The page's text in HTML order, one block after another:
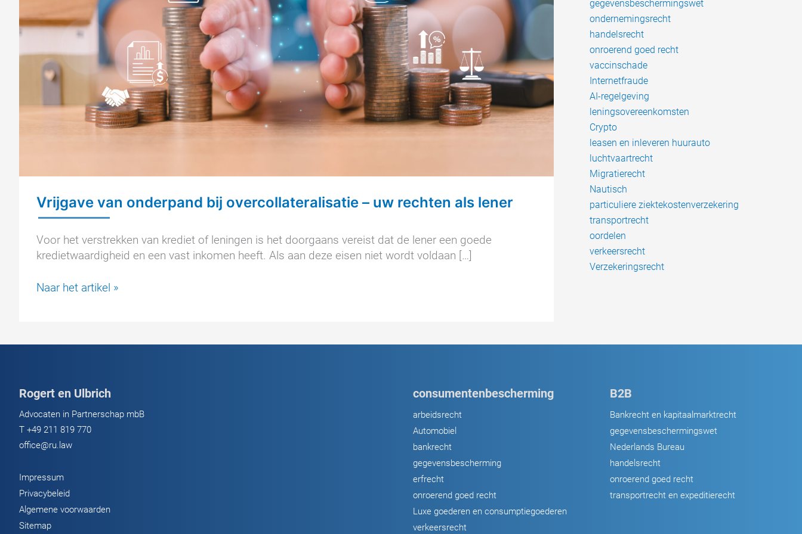
Vrijgave van onderpand bij overcollateralisatie – uw rechten als lener
Voor het verstrekken van krediet of leningen is het doorgaans vereist dat de lener een goede
kredietwaardigheid en een vast inkomen heeft. Als aan deze eisen niet wordt voldaan […]
Vrijgave
overcollateralisatie
rechten
als
lener
Naar het artikel »
gegevensbeschermingswet
ondernemingsrecht
handelsrecht
onroerend goed recht
vaccinschade
Internetfraude
AI-regelgeving
leningsovereenkomsten
Crypto
leasen en inleveren huurauto
luchtvaartrecht
Migratierecht
Nautisch
particuliere ziektekostenverzekering
transportrecht
oordelen
verkeersrecht
Verzekeringsrecht
Rogert en Ulbrich
Advocaten in Partnerschap mbB
T +49 211 819 770
office@ru.law
Impressum
Privacybeleid
Algemene voorwaarden
Sitemap
consumentenbescherming
arbeidsrecht
Automobiel
bankrecht
gegevensbescherming
erfrecht
onroerend goed recht
Luxe goederen en consumptiegoederen
verkeersrecht
B2B
Bankrecht en kapitaalmarktrecht
gegevensbeschermingswet
Nederlands Bureau
handelsrecht
onroerend goed recht
transportrecht en expeditierecht